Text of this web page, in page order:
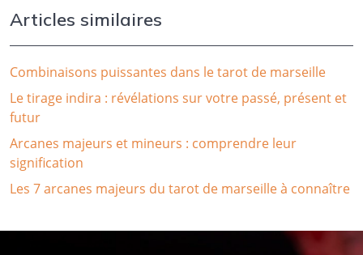
Articles similaires
Combinaisons puissantes dans le tarot de marseille
Le tirage indira : révélations sur votre passé, présent et
futur
Arcanes majeurs et mineurs : comprendre leur
signification
Les 7 arcanes majeurs du tarot de marseille à connaître